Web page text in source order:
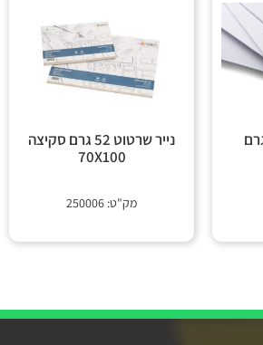
נייר שרטוט 52 גרם סקיצה
70X100
מק"ט: 250006